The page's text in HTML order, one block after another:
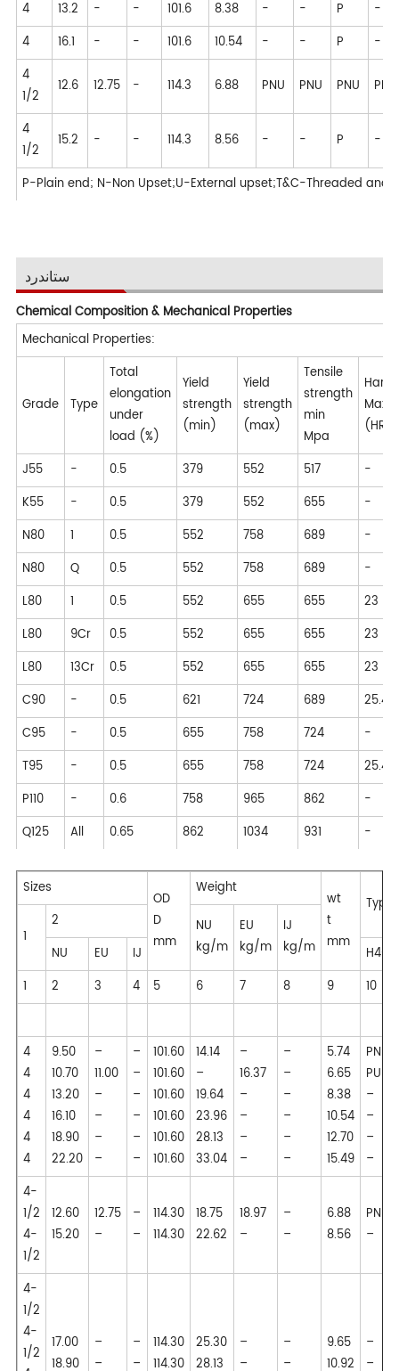
4 13.2 - - 101.6 8.38 - - P
-
4
16.1 - - 101.6 10.54 - - P
-
4
1/2
12.6 12.75 - 114.3 6.88 PNU PNU PNU PNU
4
1/2
15.2 - - 114.3 8.56 - - P -
P-Plain end; N-Non Upset;U-External upset;T&C-Threaded and
ستاندرد
Chemical Composition & Mechanical Properties
Mechanical Properties:
Grade Type
Total
elongation
under
load (%)
Yield
strength
(min)
Yield
strength
(max)
Tensile
strength
min
Mpa
Max
J55 - 0.5 379 552 517
-
K55
- 0.5 379 552 655
-
N80
1 0.5 552 758 689
-
N80
Q 0.5 552 758 689
-
L80
1 0.5 552 655 655
23
L80
9Cr 0.5 552 655 655
23
L80
13Cr 0.5 552 655 655
23
C90
- 0.5 621 724 689
25.4
C95
- 0.5 655 758 724
-
T95
- 0.5 655 758 724
25.4
P110
- 0.6 758 965 862
-
Q125
All 0.65 862 1034 931 -
Sizes
OD
D
mm
Weight
wt
t
mm
Type
1
2
NU
kg/m
EU
kg/m
IJ
kg/m
NU EU IJ
H40
1
2 3 4 5 6 7 8 9 10
4
4
4
4
4
4
9.50
10.70
13.20
16.10
18.90
22.20
–
11.00
–
–
–
–
–
–
–
–
–
–
101.60
101.60
101.60
101.60
101.60
101.60
14.14
–
19.64
23.96
28.13
33.04
–
16.37
–
–
–
–
–
–
–
–
–
–
5.74
6.65
8.38
10.54
12.70
15.49
PN
PU
–
–
–
–
4-
1/2
4-
1/2
12.60
15.20
12.75
–
–
–
114.30
114.30
18.75
22.62
18.97
–
–
–
6.88
8.56
PNU
–
4-
1/2
4-
1/2
17.00
18.90
–
–
–
–
114.30
114.30
25.30
28.13
–
–
–
–
9.65
10.92
–
–